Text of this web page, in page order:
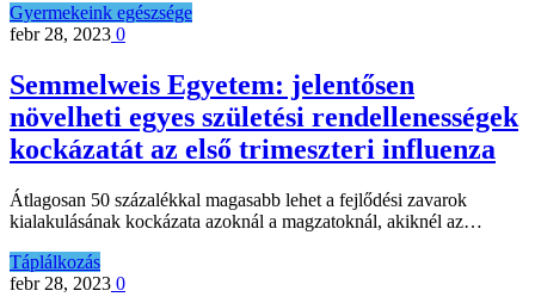
Gyermekeink egészsége
febr 28, 2023 0
Semmelweis Egyetem: jelentősen
növelheti egyes születési rendellenességek
kockázatát az első trimeszteri influenza
Átlagosan 50 százalékkal magasabb lehet a fejlődési zavarok
kialakulásának kockázata azoknál a magzatoknál, akiknél az…
Táplálkozás
febr 28, 2023 0